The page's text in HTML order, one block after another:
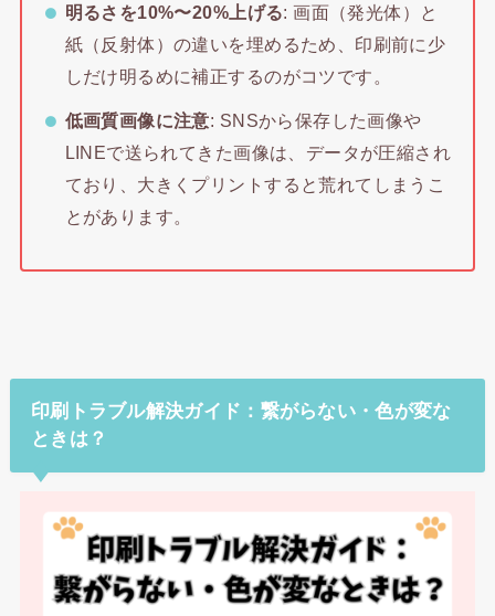
明るさを10%〜20%上げる: 画面（発光体）と
紙（反射体）の違いを埋めるため、印刷前に少
しだけ明るめに補正するのがコツです。
低画質画像に注意: SNSから保存した画像や
LINEで送られてきた画像は、データが圧縮され
ており、大きくプリントすると荒れてしまうこ
とがあります。
印刷トラブル解決ガイド：繋がらない・色が変な
ときは？